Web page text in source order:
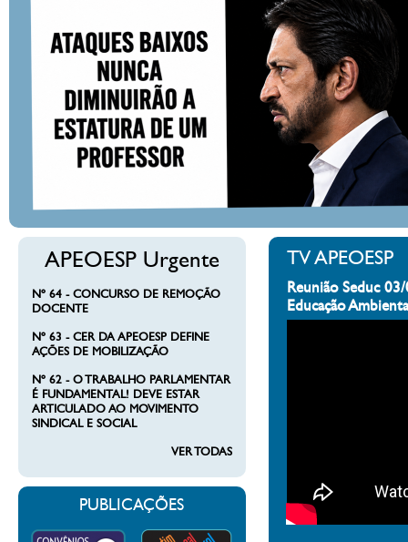
APEOESP Urgente
Nº 64 - CONCURSO DE REMOÇÃO
DOCENTE
Nº 63 - CER DA APEOESP DEFINE
AÇÕES DE MOBILIZAÇÃO
Nº 62 - O TRABALHO PARLAMENTAR
É FUNDAMENTAL! DEVE ESTAR
ARTICULADO AO MOVIMENTO
SINDICAL E SOCIAL
VER TODAS
PUBLICAÇÕES
TV APEOESP
Reunião Seduc
Educação